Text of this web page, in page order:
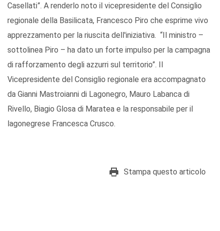
Casellati”. A renderlo noto il vicepresidente del Consiglio
regionale della Basilicata, Francesco Piro che esprime vivo
apprezzamento per la riuscita dell'iniziativa. “Il ministro –
sottolinea Piro – ha dato un forte impulso per la campagna
di rafforzamento degli azzurri sul territorio”. Il
Vicepresidente del Consiglio regionale era accompagnato
da Gianni Mastroianni di Lagonegro, Mauro Labanca di
Rivello, Biagio Glosa di Maratea e la responsabile per il
lagonegrese Francesca Crusco.
Stampa questo articolo